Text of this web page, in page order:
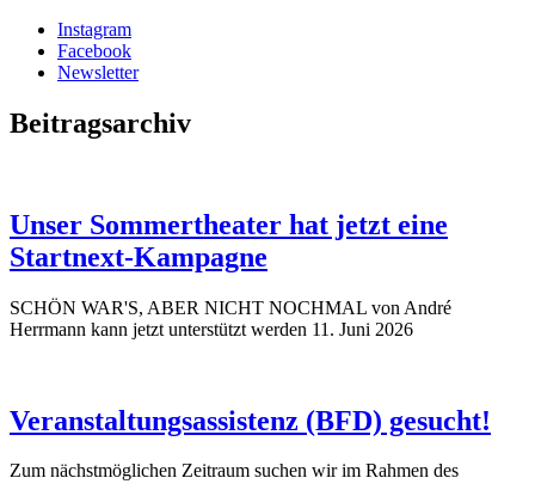
Instagram
Facebook
Newsletter
Beitragsarchiv
Unser Sommertheater hat jetzt eine
Startnext-Kampagne
SCHÖN WAR'S, ABER NICHT NOCHMAL von André
Herrmann kann jetzt unterstützt werden 11. Juni 2026
Veranstaltungsassistenz (BFD) gesucht!
Zum nächstmöglichen Zeitraum suchen wir im Rahmen des